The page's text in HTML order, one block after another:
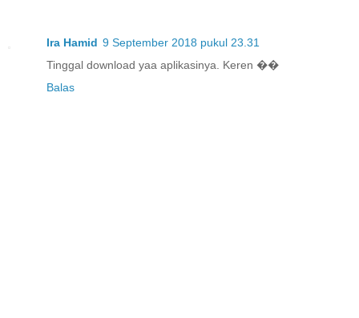
Ira Hamid 9 September 2018 pukul 23.31
Tinggal download yaa aplikasinya. Keren ��
Balas